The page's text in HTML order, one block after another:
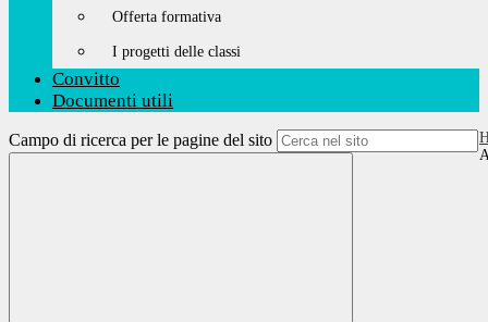
Offerta formativa
I progetti delle classi
Convitto
Documenti utili
Campo di ricerca per le pagine del sito